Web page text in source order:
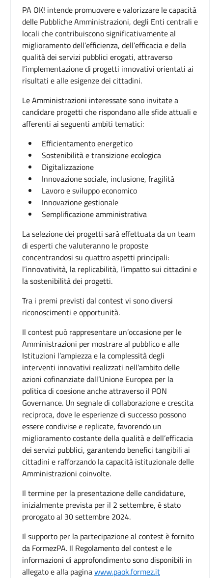
PA OK! intende promuovere e valorizzare le capacità
delle Pubbliche Amministrazioni, degli Enti centrali e
locali che contribuiscono significativamente al
miglioramento dell’efficienza, dell’efficacia e della
qualità dei servizi pubblici erogati, attraverso
l’implementazione di progetti innovativi orientati ai
risultati e alle esigenze dei cittadini.
Le Amministrazioni interessate sono invitate a
candidare progetti che rispondano alle sfide attuali e
afferenti ai seguenti ambiti tematici:
Efficientamento energetico
Sostenibilità e transizione ecologica
Digitalizzazione
Innovazione sociale, inclusione, fragilità
Lavoro e sviluppo economico
Innovazione gestionale
Semplificazione amministrativa
La selezione dei progetti sarà effettuata da un team
di esperti che valuteranno le proposte
concentrandosi su quattro aspetti principali:
l’innovatività, la replicabilità, l’impatto sui cittadini e
la sostenibilità dei progetti.
Tra i premi previsti dal contest vi sono diversi
riconoscimenti e opportunità.
Il contest può rappresentare un’occasione per le
Amministrazioni per mostrare al pubblico e alle
Istituzioni l’ampiezza e la complessità degli
interventi innovativi realizzati nell’ambito delle
azioni cofinanziate dall’Unione Europea per la
politica di coesione anche attraverso il PON
Governance. Un segnale di collaborazione e crescita
reciproca, dove le esperienze di successo possono
essere condivise e replicate, favorendo un
miglioramento costante della qualità e dell’efficacia
dei servizi pubblici, garantendo benefici tangibili ai
cittadini e rafforzando la capacità istituzionale delle
Amministrazioni coinvolte.
Il termine per la presentazione delle candidature,
inizialmente prevista per il 2 settembre, è stato
prorogato al 30 settembre 2024.
Il supporto per la partecipazione al contest è fornito
da FormezPA. Il Regolamento del contest e le
informazioni di approfondimento sono disponibili in
allegato e alla paginawww.paok.formez.it